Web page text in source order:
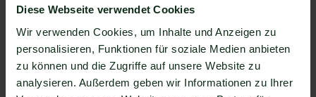
Diese Webseite verwendet Cookies
Wir verwenden Cookies, um Inhalte und Anzeigen zu
personalisieren, Funktionen für soziale Medien anbieten
zu können und die Zugriffe auf unsere Website zu
analysieren. Außerdem geben wir Informationen zu Ihrer
Zapier Integration über 6.000 Apps zur
können. Darunter ist natürlich auch
CommissionCrowd !
Da der Einrichtungsprozess der Integration je nach